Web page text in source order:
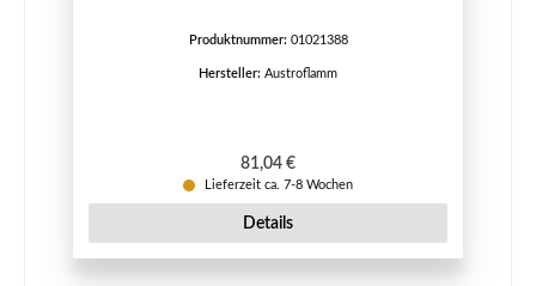
Produktnummer: 01021388
Hersteller: Austroflamm
Regulärer Preis:
81,04 €
Lieferzeit ca. 7-8 Wochen
Details